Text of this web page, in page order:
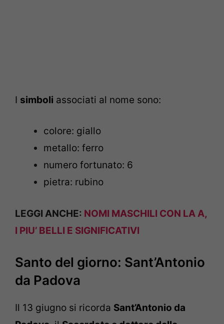
I simboli associati al nome sono:
colore: giallo
metallo: ferro
numero fortunato: 6
pietra: rubino
LEGGI ANCHE: NOMI MASCHILI CON LA A,
I PIU’ BELLI E SIGNIFICATIVI
Santo del giorno: Sant’Antonio
da Padova
Il 13 giugno si ricorda Sant’Antonio da